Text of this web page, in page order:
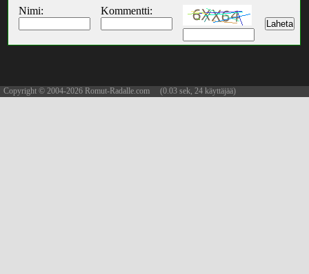
Nimi: Kommentti:
Copyright © 2004-2026 Romut-Radalle.com (0.03 sek, 24 käyttäjää)